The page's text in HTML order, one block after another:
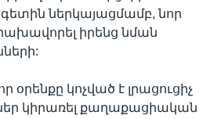
ներկայացմամբ, նոր
իրենց նման
օրենքը կոչված է լրացուցիչ
կիրառել քաղաքացիական